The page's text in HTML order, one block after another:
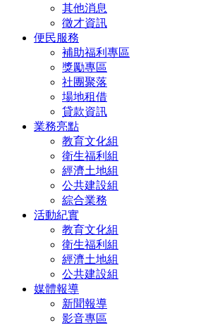
其他消息
徵才資訊
便民服務
補助福利專區
獎勵專區
社團聚落
場地租借
貸款資訊
業務亮點
教育文化組
衛生福利組
經濟土地組
公共建設組
綜合業務
活動紀實
教育文化組
衛生福利組
經濟土地組
公共建設組
媒體報導
新聞報導
影音專區